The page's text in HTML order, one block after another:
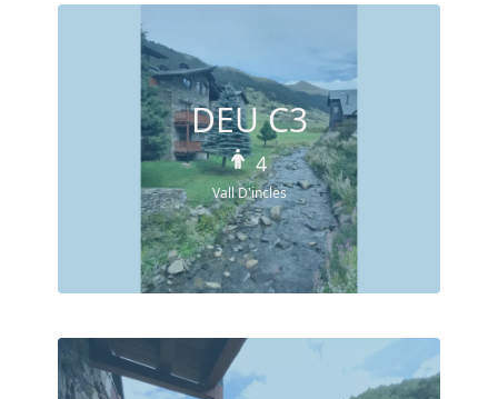
DEU C3
4
Vall D'incles